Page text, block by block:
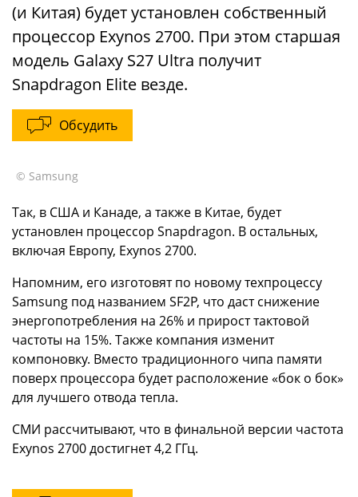
(и Китая) будет установлен собственный
процессор Exynos 2700. При этом старшая
модель Galaxy S27 Ultra получит
Snapdragon Elite везде.
Обсудить
© Samsung
Так, в США и Канаде, а также в Китае, будет
установлен процессор Snapdragon. В остальных,
включая Европу, Exynos 2700.
Напомним, его изготовят по новому техпроцессу
Samsung под названием SF2P, что даст снижение
энергопотребления на 26% и прирост тактовой
частоты на 15%. Также компания изменит
компоновку. Вместо традиционного чипа памяти
поверх процессора будет расположение «бок о бок»
для лучшего отвода тепла.
СМИ рассчитывают, что в финальной версии частота
Exynos 2700 достигнет 4,2 ГГц.